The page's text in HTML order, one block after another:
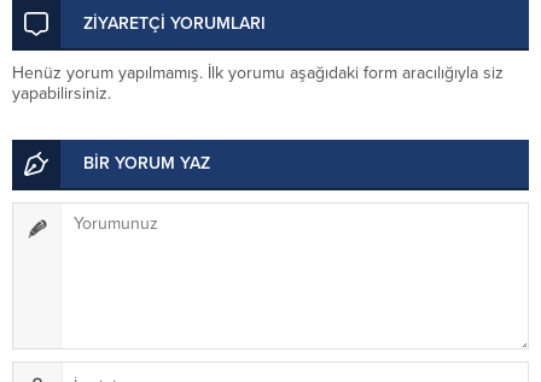
ZİYARETÇİ YORUMLARI
Henüz yorum yapılmamış. İlk yorumu aşağıdaki form aracılığıyla siz
yapabilirsiniz.
BİR YORUM YAZ